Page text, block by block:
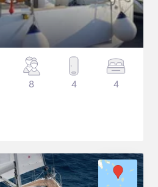
8 4 4